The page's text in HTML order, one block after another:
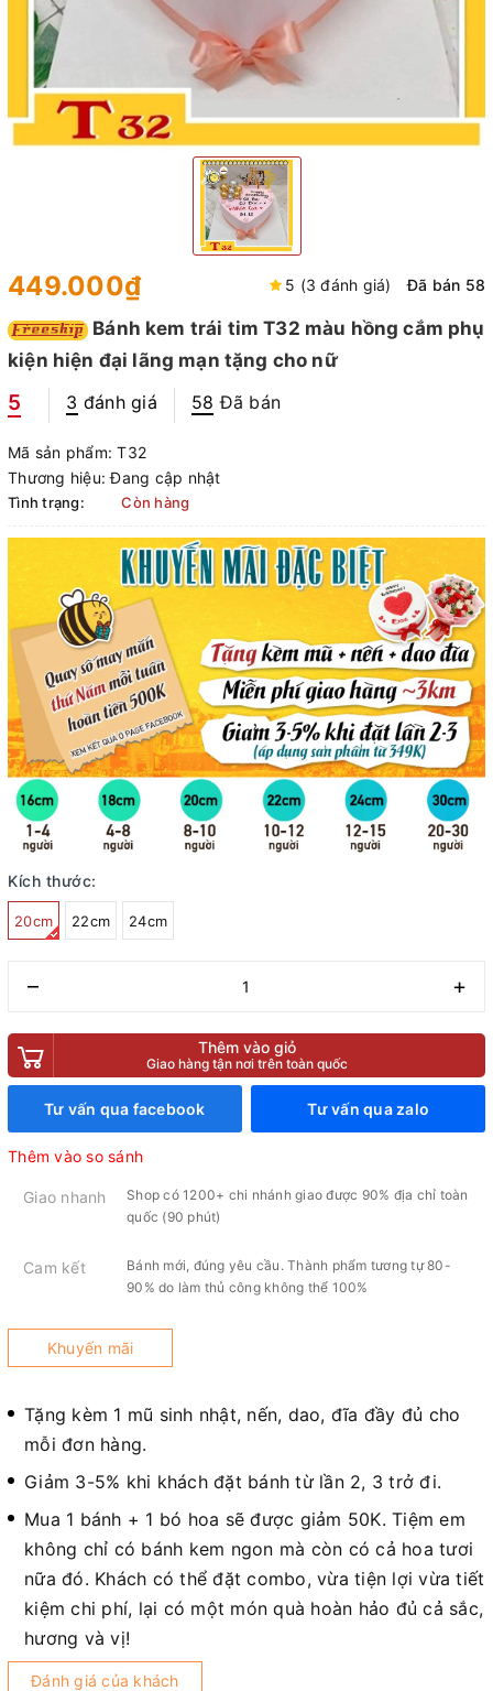
449.000₫ 5 (3 đánh giá) Đã bán 58
Bánh kem trái tim T32 màu hồng cắm phụ
kiện hiện đại lãng mạn tặng cho nữ
5 3 đánh giá 58 Đã bán
Mã sản phẩm: T32
Thương hiệu: Đang cập nhật
Tình trạng: Còn hàng
Kích thước:
20cm 22cm 24cm
– +
Thêm vào giỏ
Giao hàng tận nơi trên toàn quốc
Tư vấn qua facebook Tư vấn qua zalo
Thêm vào so sánh
Giao nhanh
Shop có 1200+ chi nhánh giao được 90% địa chỉ toàn
quốc (90 phút)
Cam kết
Bánh mới, đúng yêu cầu. Thành phẩm tương tự 80-
90% do làm thủ công không thể 100%
Khuyến mãi
Tặng kèm 1 mũ sinh nhật, nến, dao, đĩa đầy đủ cho
mỗi đơn hàng.
Giảm 3-5% khi khách đặt bánh từ lần 2, 3 trở đi.
Mua 1 bánh + 1 bó hoa sẽ được giảm 50K. Tiệm em
không chỉ có bánh kem ngon mà còn có cả hoa tươi
nữa đó. Khách có thể đặt combo, vừa tiện lợi vừa tiết
kiệm chi phí, lại có một món quà hoàn hảo đủ cả sắc,
hương và vị!
Đánh giá của khách